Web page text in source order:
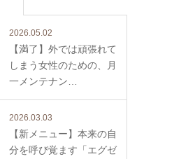
2026.05.02
【満了】外では頑張れて
しまう女性のための、月
一メンテナン…
2026.03.03
【新メニュー】本来の自
分を呼び覚ます「エグゼ